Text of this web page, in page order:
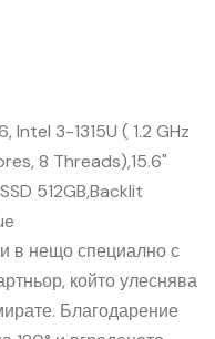
3-1315U ( 1.2 GHz
8 Threads),15.6"
512GB,Backlit
в нещо специално с
който улеснява
Благодарение